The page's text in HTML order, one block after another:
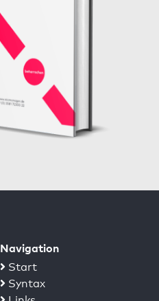
Navigation
Start
Syntax